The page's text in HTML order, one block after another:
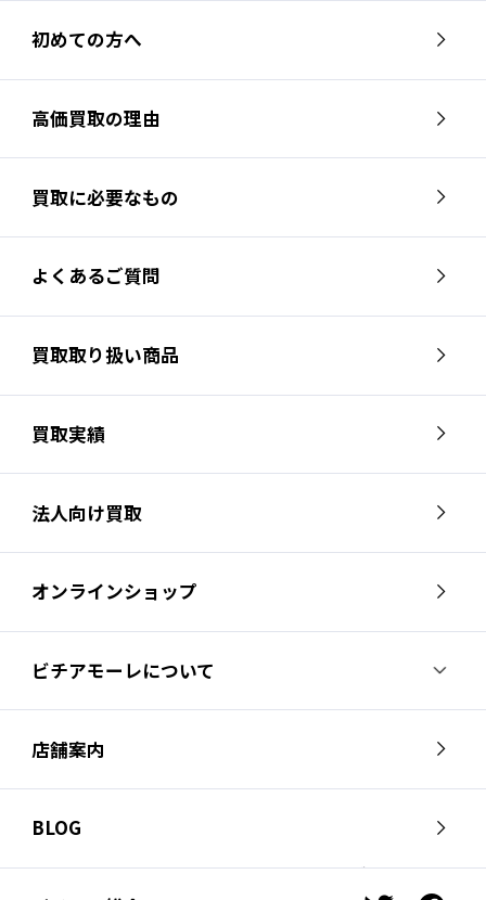
初めての方へ
高価買取の理由
買取に必要なもの
よくあるご質問
買取取り扱い商品
買取実績
法人向け買取
オンラインショップ
ビチアモーレについて
ビチアモーレについて
スタッフ紹介
会社概要
店舗案内
芦屋店
南麻布店
サイクルジャージ店
BLOG
お知らせ
スタッフブログ